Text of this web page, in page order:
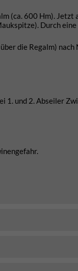
(ca. 600 Hm). Jetzt
Durch eine
die Regalm)
1. und 2. Abseiler